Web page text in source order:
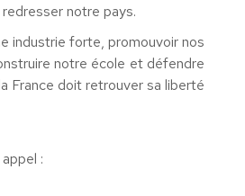
notre pays.
industrie forte, promouvoir nos
notre école et défendre
France doit retrouver sa liberté
: